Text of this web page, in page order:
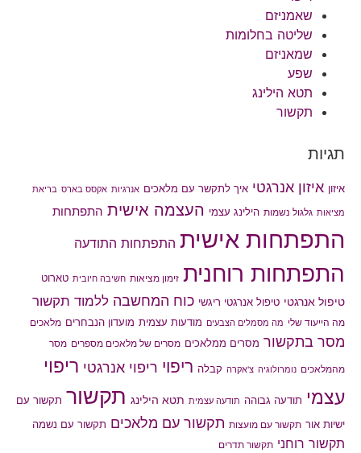
שאמניזם
שליטה בחלומות
שמאניזם
שפע
תטא הילינג
תקשור
תגיות
איזון איזון אנרגטי איך לתקשר עם מלאכים אנרגיות אקסס בארס בריאת
מציאות גלגול נשמות הילינג עצמי העצמה אישית התפתחות
התפתחות אישית התפתחות התודעה
התפתחות רוחנית זימון מציאות חשיבה חיובית טארוט
טיפול אנרגטי טיפול אנרגטי ריגשי כוח המחשבה ללמוד תקשור
מה הייעוד שלי מה מסמלים הצבעים מודעות עצמית מועדון הנבחרים מלאכים
מסר בתקשור מסרים ממלאכים מסרים של מלאכים מספרים מסר
מהמלאכים נומרולוגיה צ'אקרה קבלה ריפוי ריפוי אנרגטי ריפוי
עצמי תודעה גבוהה תודעה עצמית תטא הילינג תקשור תקשור עם
ישיות אור תקשור עם מועצות תקשור עם מלאכים תקשור עם נשמה
תקשור רוחני תקשור תדרים